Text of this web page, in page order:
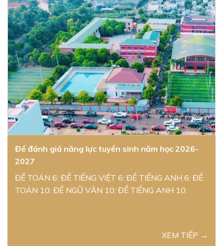
Đề đánh giá năng lực tuyển sinh năm học 2026-
2027
ĐỀ TOÁN 6: ĐỀ TIẾNG VIỆT 6: ĐỀ TIẾNG ANH 6: ĐỀ
TOÁN 10: ĐỀ NGỮ VĂN 10: ĐỀ TIẾNG ANH 10:
XEM TIẾP →